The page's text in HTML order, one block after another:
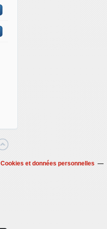
Cookies et données personnelles